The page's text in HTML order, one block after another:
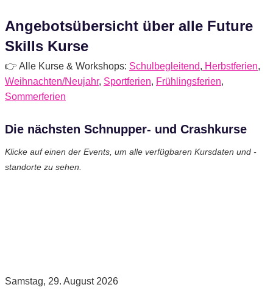
Angebotsübersicht über alle Future
Skills Kurse
👉 Alle Kurse & Workshops: Schulbegleitend, Herbstferien,
Weihnachten/Neujahr, Sportferien, Frühlingsferien,
Sommerferien
Die nächsten Schnupper- und Crashkurse
Klicke auf einen der Events, um alle verfügbaren Kursdaten und -
standorte zu sehen.
Samstag, 29. August 2026